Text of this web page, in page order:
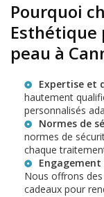
Pourquoi
Esthétique
peau à
Expertise et
hautement
personnalisés
Normes de
normes de
chaque
Nous offrons des
cadeaux pour